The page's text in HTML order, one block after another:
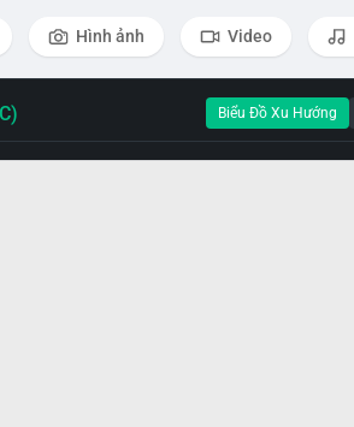
Hình ảnh Video
Biểu Đồ Xu Hướng